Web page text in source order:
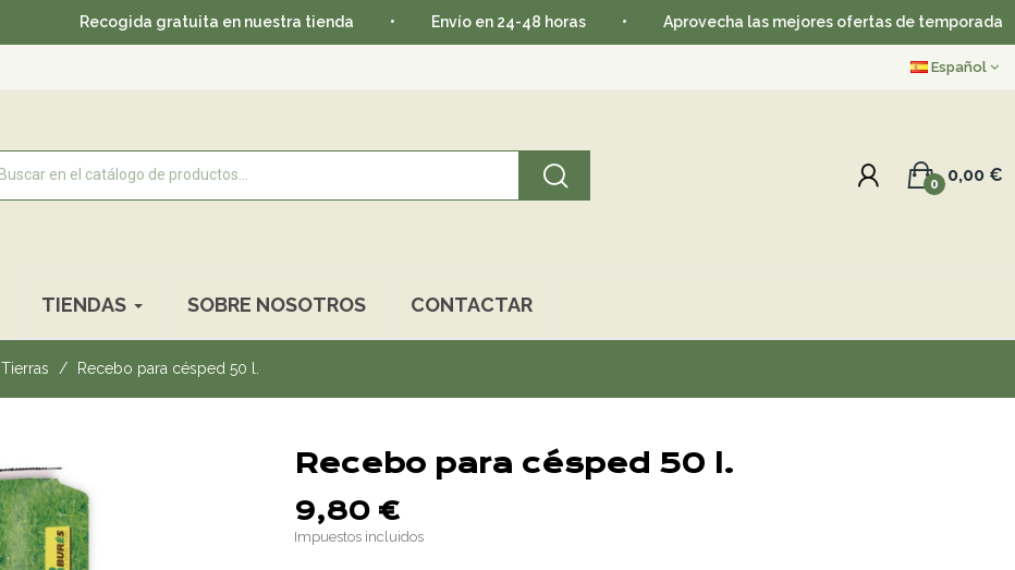
Recogida gratuita en nuestra tienda • Envío en 24-48 horas • Aprovecha las mejores ofertas de temporada
Español
0,00 €
0
TIENDAS SOBRE NOSOTROS CONTACTAR
Tierras Recebo para césped 50 l.
Recebo para césped 50 l.
9,80 €
Impuestos incluidos